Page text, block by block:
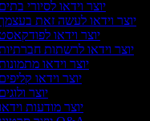
יוצר וידאו לסיורי
יוצר וידאו לעשה זאת
יוצר וידאו
יוצר וידאו לרשתות
יוצר וידאו
יוצר וידאו
יוצר
יוצר מודעות